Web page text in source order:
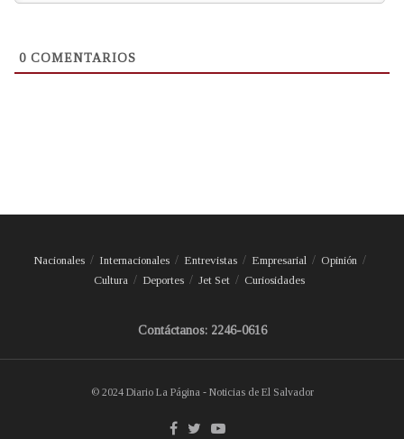
0 COMENTARIOS
Nacionales Internacionales Entrevistas Empresarial
Opinión
Cultura
Deportes Jet Set Curiosidades
Contáctanos: 2246-0616
© 2024 Diario La Página - Noticias de El Salvador